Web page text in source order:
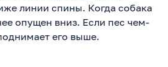
линии спины. Когда собака
опущен вниз. Если пес чем-
его выше.